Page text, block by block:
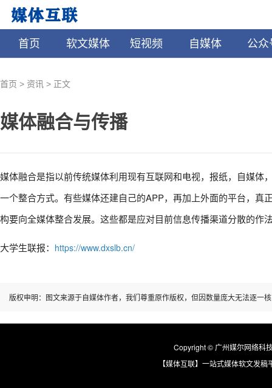
首页 软文媒体 短视频 自媒体 公众
首页 > 资讯 > 正文
媒体融合与传播
媒体融合是指以前传统媒体利用现有互联网和电视，报纸，自媒
一个整合方式。有些媒体还建自己的APP，再加上外面的平台，
构要向全媒体整合发展。这些都是应对目前信息传播渠道分散的作
大学生联报： https://www.dxslb.cn/
版权申明：图文来源于自媒体作者，我们尊重原作版权，但因数量庞大无法逐一
Copyright © 广州媒尔网络科
【媒体互联】一站式媒体软文发